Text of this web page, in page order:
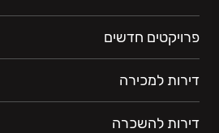
פרויקטים חדשים
דירות למכירה
דירות להשכרה